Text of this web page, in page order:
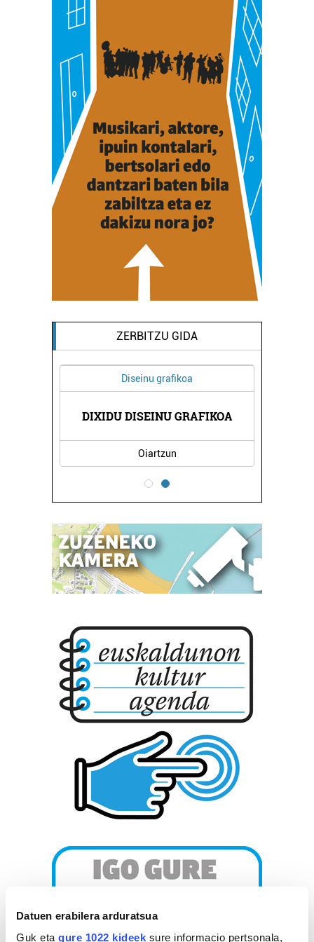
Datuen erabilera arduratsua
Guk eta gure 1022 kideek sure informacio pertsonala,
ZERBITZU GIDA
Diseinu grafikoa
DIXIDU DISEINU GRAFIKOA
Oiartzun